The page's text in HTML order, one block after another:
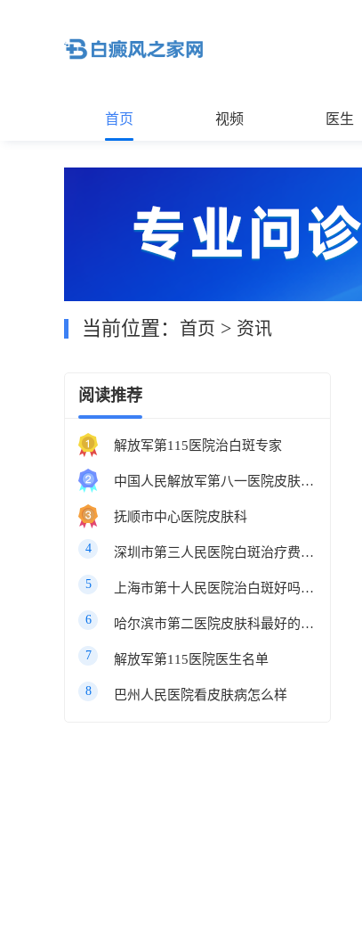
首页 视频 医生
当前位置： 首页 > 资讯
阅读推荐
解放军第115医院治白斑专家
中国人民解放军第八一医院皮肤科最好的医生
抚顺市中心医院皮肤科
4 深圳市第三人民医院白斑治疗费用多少
5 上海市第十人民医院治白斑好吗知乎
6 哈尔滨市第二医院皮肤科最好的医生
7 解放军第115医院医生名单
8 巴州人民医院看皮肤病怎么样